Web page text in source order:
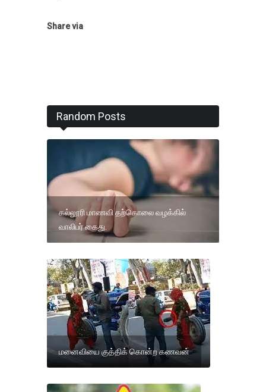
Share via
Random Posts
கல்லூரி மாணவி தற்கொலை வழக்கில்
வாலிபர் கைது.
மனைவியை குத்திக் கொன்ற கணவன்